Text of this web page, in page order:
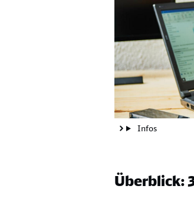
Infos
Überblick: